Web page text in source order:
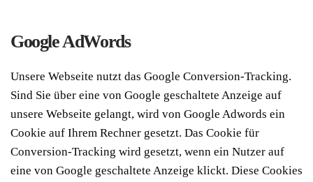
Google AdWords
Unsere Webseite nutzt das Google Conversion-Tracking.
Sind Sie über eine von Google geschaltete Anzeige auf
unsere Webseite gelangt, wird von Google Adwords ein
Cookie auf Ihrem Rechner gesetzt. Das Cookie für
Conversion-Tracking wird gesetzt, wenn ein Nutzer auf
eine von Google geschaltete Anzeige klickt. Diese Cookies